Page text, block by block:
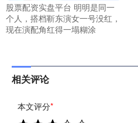
股票配资实盘平台 明明是同一
个人，搭档靳东演女一号没红，
现在演配角红得一塌糊涂
相关评论
本文评分*